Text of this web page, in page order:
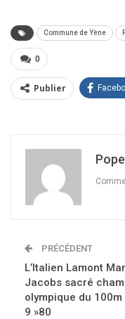
Commune de Yène
0
Publier
PRÉCÉDENT
L’Italien Lamont
Jacobs sacré
olympique du 100m
9 »80